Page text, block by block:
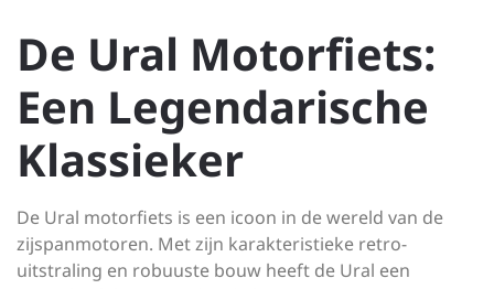
De Ural Motorfiets:
Een Legendarische
Klassieker
De Ural motorfiets is een icoon in de wereld van de
zijspanmotoren. Met zijn karakteristieke retro-
uitstraling en robuuste bouw heeft de Ural een